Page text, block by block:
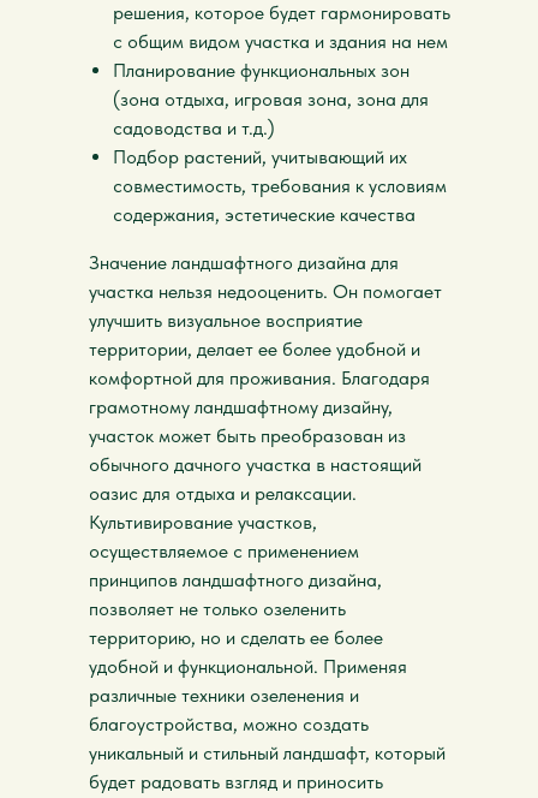
решения, которое будет гармонировать
с общим видом участка и здания на нем
Планирование функциональных зон
(зона отдыха, игровая зона, зона для
садоводства и т.д.)
Подбор растений, учитывающий их
совместимость, требования к условиям
содержания, эстетические качества
Значение ландшафтного дизайна для
участка нельзя недооценить. Он помогает
улучшить визуальное восприятие
территории, делает ее более удобной и
комфортной для проживания. Благодаря
грамотному ландшафтному дизайну,
участок может быть преобразован из
обычного дачного участка в настоящий
оазис для отдыха и релаксации.
Культивирование участков,
осуществляемое с применением
принципов ландшафтного дизайна,
позволяет не только озеленить
территорию, но и сделать ее более
удобной и функциональной. Применяя
различные техники озеленения и
благоустройства, можно создать
уникальный и стильный ландшафт, который
будет радовать взгляд и приносить